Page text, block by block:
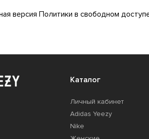
версия Политики в свободном
Каталог
Личный кабинет
Adidas Yeezy
Nike